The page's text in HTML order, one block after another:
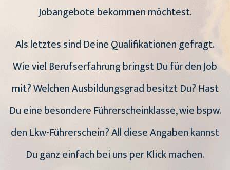
Jobangebote bekommen möchtest.
Als letztes sind Deine Qualifikationen gefragt.
Wie viel Berufserfahrung bringst Du für den Job
mit? Welchen Ausbildungsgrad besitzt Du? Hast
Du eine besondere Führerscheinklasse, wie bspw.
den Lkw-Führerschein? All diese Angaben kannst
Du ganz einfach bei uns per Klick machen.